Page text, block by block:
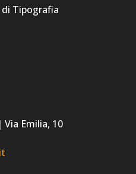
Tipografia
Emilia, 10